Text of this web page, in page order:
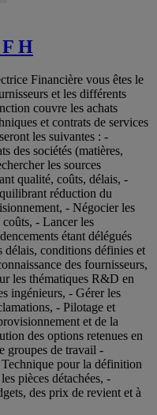
F H
Financière vous êtes le
et les différents
couvre les achats
et contrats de services
les suivantes : -
des sociétés (matières,
les sources
qualité, coûts, délais, -
réduction du
- Négocier les
- Lancer les
étant délégués
délais, conditions définies et
des fournisseurs,
les thématiques R&D en
ingénieurs, - Gérer les
- Pilotage et
et de la
des options retenues en
groupes de travail -
pour la définition
pièces détachées, -
des prix de revient et à